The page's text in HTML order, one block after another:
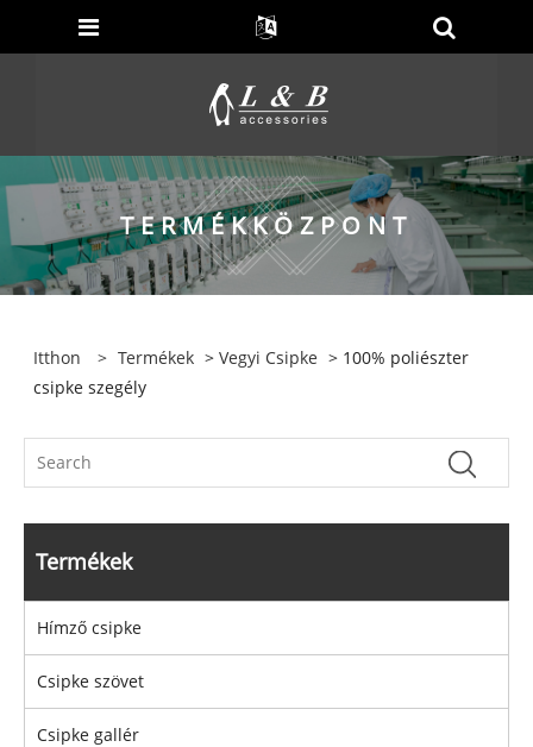
TERMÉKKÖZPONT
Itthon > Termékek >Vegyi Csipke > 100% poliészter
csipke szegély
Termékek
Hímző csipke
Csipke szövet
Csipke gallér